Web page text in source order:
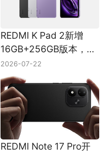
REDMI K Pad 2新增
16GB+256GB版本，游
戏小平板选择更细
2026-07-22
REDMI Note 17 Pro开